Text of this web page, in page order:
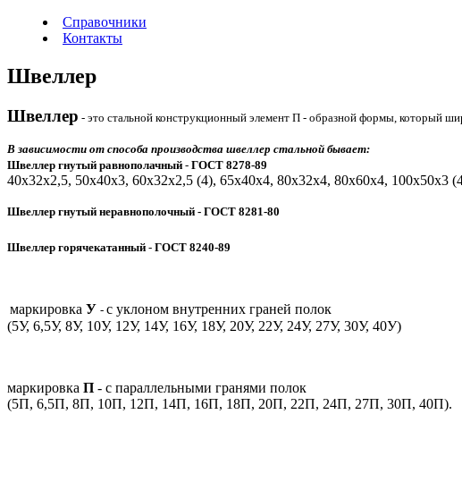
Справочники
Контакты
Швеллер
Швеллер - это стальной конструкционный элемент П - образной формы, который
В зависимости от способа производства швеллер стальной бывает:
Швеллер гнутый равнополачный - ГОСТ 8278-89
40х32х2,5, 50х40х3, 60х32х2,5 (4), 65х40х4, 80х32х4, 80х60х4,
Швеллер гнутый неравнополочный - ГОСТ 8281-80
Швеллер горячекатанный - ГОСТ 8240-89
маркировка У - с уклоном внутренних граней полок
(5У, 6,5У, 8У, 10У, 12У, 14У, 16У, 18У, 20У, 22У, 24У, 27У, 30У, 40У)
маркировка П - с параллельными гранями полок
(5П, 6,5П, 8П, 10П, 12П, 14П, 16П, 18П, 20П, 22П, 24П, 27П, 30П, 40П).